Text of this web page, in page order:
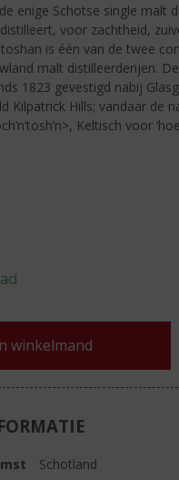
enige Schotse single malt
voor zachtheid,
is één van de twee
malt distilleerderijen. De
1823 gevestigd nabij
Kilpatrick Hills; vandaar de
Keltisch voor
winkelmand
Schotland